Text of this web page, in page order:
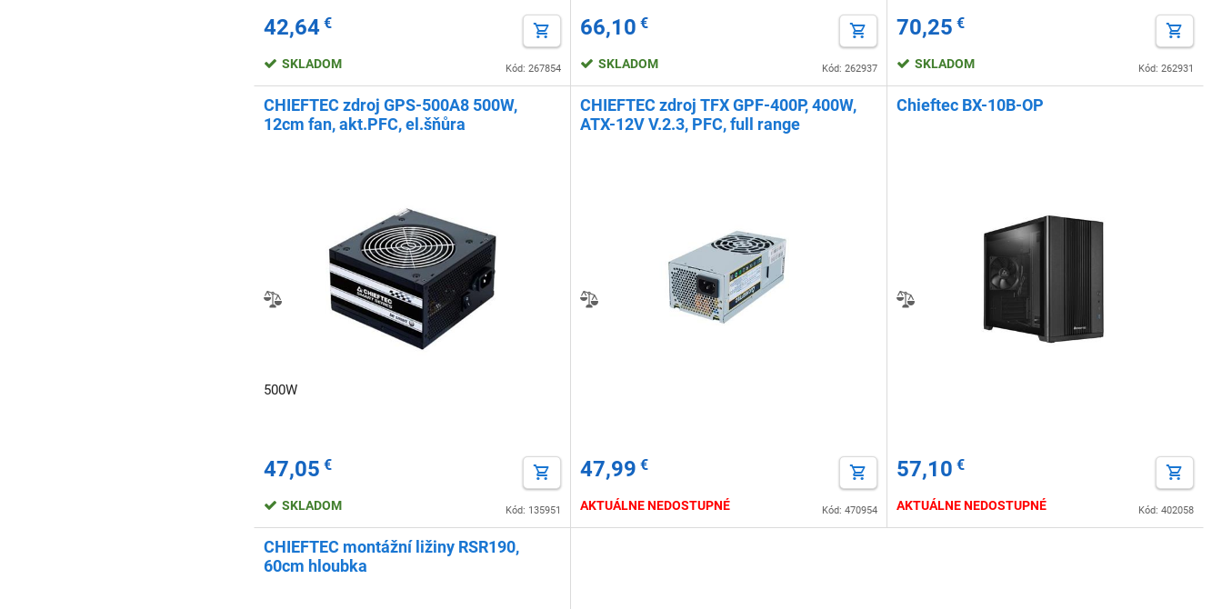
42,64 €
Kód: 267854
SKLADOM
66,10 €
Kód: 262937
SKLADOM
70,25 €
Kód: 262931
SKLADOM
CHIEFTEC zdroj GPS-500A8 500W,
12cm fan, akt.PFC, el.šňůra
500W
47,05 €
Kód: 135951
SKLADOM
CHIEFTEC zdroj TFX GPF-400P, 400W,
ATX-12V V.2.3, PFC, full range
47,99 €
Kód: 470954
AKTUÁLNE NEDOSTUPNÉ
Chieftec BX-10B-OP
57,10 €
Kód: 402058
AKTUÁLNE NEDOSTUPNÉ
CHIEFTEC montážní ližiny RSR190,
60cm hloubka